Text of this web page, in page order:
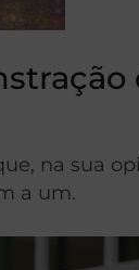
na sua
a um.